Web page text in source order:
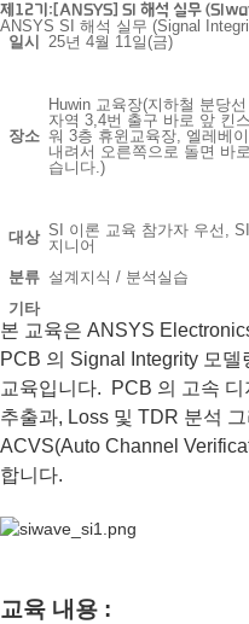
제12기:[ANSYS] SI 해석 실무
ANSYS SI 해석 실무 (Signal
일시
25년 4월 11일(금)
장소
Huwin 교육장(지하철 분당선
자역 3,4번 출구 바로 앞 킨
워 3층 휴윈교육장, 엘레베
내려서 오른쪽으로 돌면 바
습니다.)
대상 SI 이론 교육 참가자 우선,
지니어
분류 설계지식 / 분석실습
기타
본 교육은 ANSYS
PCB 의 Signal Integrity 모
교육입니다. PCB 의 고속
추출과, Loss 및 TDR 분석
ACVS(Auto Channel
합니다.
교육 내용 :